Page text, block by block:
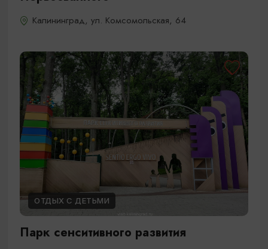
Калининград, ул. Комсомольская, 64
ОТДЫХ С ДЕТЬМИ
Парк сенситивного развития